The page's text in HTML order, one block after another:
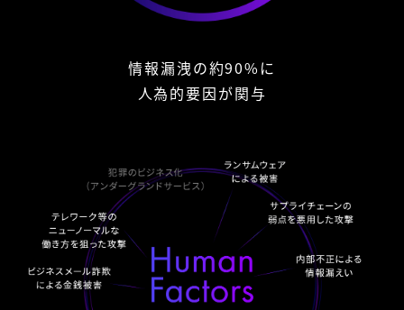
情報漏洩の約90%に
人為的要因が関与